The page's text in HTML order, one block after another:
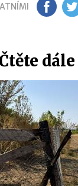
FB TW
dále